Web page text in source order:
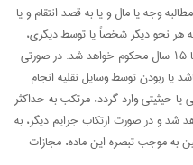
مطالبه وجه یا مال و یا به قصد انتقام و یا
هر نحو دیگر شخصاً یا توسط دیگری،
شخصی را برباید یا مخفی کند به حبس از ۵ تا ۱۵ سال محکوم خواهد شد. در صورتی
یا ربودن توسط وسایل نقلیه انجام
حیثیتی وارد گردد، مرتکب به حداکثر
شد و در صورت ارتکاب جرایم دیگر، به
به موجب تبصره این ماده، مجازات